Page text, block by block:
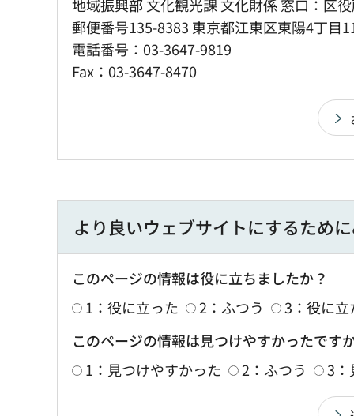
地域振興部 文化観光課 文化財係 窓口：区
郵便番号135-8383 東京都江東区東陽4丁目
電話番号：03-3647-9819
Fax：03-3647-8470
より良いウェブサイトにするため
このページの情報は役に立ちましたか？
1：役に立った
2：ふつう
3：役に
このページの情報は見つけやすかったです
1：見つけやすかった
2：ふつう 3：